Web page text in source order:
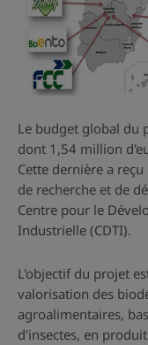
Le budget global du
dont 1,54 million
Cette dernière a
de recherche et de
Centre pour le
Industrielle (CDTI).
L'objectif du projet
valorisation des
agroalimentaires,
d'insectes, en